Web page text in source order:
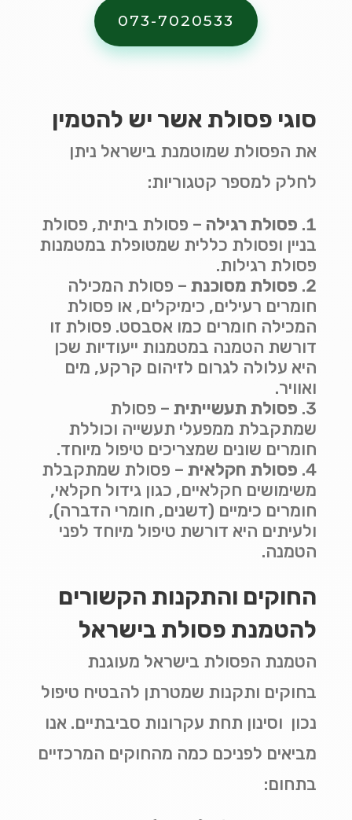
073-7020533
סוגי פסולת אשר יש להטמין
את הפסולת שמוטמנת בישראל ניתן
לחלק למספר קטגוריות:
פסולת רגילה – פסולת ביתית, פסולת
בניין ופסולת כללית שמטופלת במטמנות
פסולת רגילות.
פסולת מסוכנת – פסולת המכילה
חומרים רעילים, כימיקלים, או פסולת
המכילה חומרים כמו אסבסט. פסולת זו
דורשת הטמנה במטמנות ייעודיות שכן
היא עלולה לגרום לזיהום קרקע, מים
ואוויר.
פסולת תעשייתית – פסולת
שמתקבלת ממפעלי תעשייה וכוללת
חומרים שונים שמצריכים טיפול מיוחד.
פסולת חקלאית – פסולת שמתקבלת
משימושים חקלאיים, כגון גידול חקלאי,
חומרים כימיים (דשנים, חומרי הדברה),
ולעיתים היא דורשת טיפול מיוחד לפני
הטמנה.
החוקים והתקנות הקשורים
להטמנת פסולת בישראל
הטמנת הפסולת בישראל מעוגנת
בחוקים ותקנות שמטרתן להבטיח טיפול
נכון וסינון תחת עקרונות סביבתיים. אנו
מביאים לפניכם כמה מהחוקים המרכזיים
בתחום: